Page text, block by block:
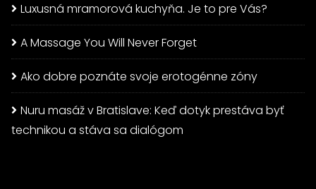
Luxusná mramorová kuchyňa. Je to pre Vás?
A Massage You Will Never Forget
Ako dobre poznáte svoje erotogénne zóny
Nuru masáž v Bratislave: Keď dotyk prestáva byť
technikou a stáva sa dialógom